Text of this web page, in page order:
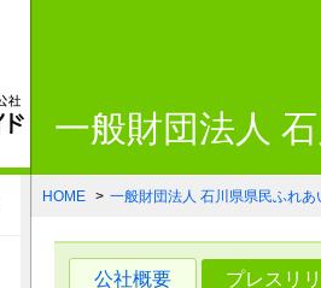
一般財団法人
一般財団法人
HOME 一般財団法人 石川県県民ふれあ
公社概要 プレスリ